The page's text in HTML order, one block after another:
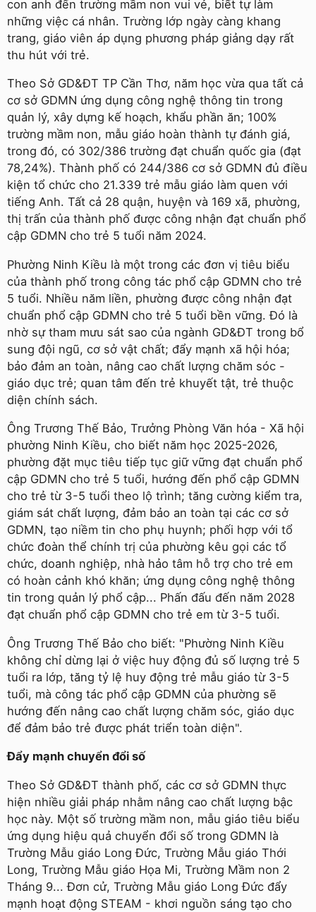
con anh đến trường mầm non vui vẻ, biết tự làm
những việc cá nhân. Trường lớp ngày càng khang
trang, giáo viên áp dụng phương pháp giảng dạy rất
thu hút với trẻ.
Theo Sở GD&ĐT TP Cần Thơ, năm học vừa qua tất cả
cơ sở GDMN ứng dụng công nghệ thông tin trong
quản lý, xây dựng kế hoạch, khẩu phần ăn; 100%
trường mầm non, mẫu giáo hoàn thành tự đánh giá,
trong đó, có 302/386 trường đạt chuẩn quốc gia (đạt
78,24%). Thành phố có 244/386 cơ sở GDMN đủ điều
kiện tổ chức cho 21.339 trẻ mẫu giáo làm quen với
tiếng Anh. Tất cả 28 quận, huyện và 169 xã, phường,
thị trấn của thành phố được công nhận đạt chuẩn phổ
cập GDMN cho trẻ 5 tuổi năm 2024.
Phường Ninh Kiều là một trong các đơn vị tiêu biểu
của thành phố trong công tác phổ cập GDMN cho trẻ
5 tuổi. Nhiều năm liền, phường được công nhận đạt
chuẩn phổ cập GDMN cho trẻ 5 tuổi bền vững. Đó là
nhờ sự tham mưu sát sao của ngành GD&ĐT trong bổ
sung đội ngũ, cơ sở vật chất; đẩy mạnh xã hội hóa;
bảo đảm an toàn, nâng cao chất lượng chăm sóc -
giáo dục trẻ; quan tâm đến trẻ khuyết tật, trẻ thuộc
diện chính sách.
Ông Trương Thế Bảo, Trưởng Phòng Văn hóa - Xã hội
phường Ninh Kiều, cho biết năm học 2025-2026,
phường đặt mục tiêu tiếp tục giữ vững đạt chuẩn phổ
cập GDMN cho trẻ 5 tuổi, hướng đến phổ cập GDMN
cho trẻ từ 3-5 tuổi theo lộ trình; tăng cường kiểm tra,
giám sát chất lượng, đảm bảo an toàn tại các cơ sở
GDMN, tạo niềm tin cho phụ huynh; phối hợp với tổ
chức đoàn thể chính trị của phường kêu gọi các tổ
chức, doanh nghiệp, nhà hảo tâm hỗ trợ cho trẻ em
có hoàn cảnh khó khăn; ứng dụng công nghệ thông
tin trong quản lý phổ cập... Phấn đấu đến năm 2028
đạt chuẩn phổ cập GDMN cho trẻ em từ 3-5 tuổi.
Ông Trương Thế Bảo cho biết: "Phường Ninh Kiều
không chỉ dừng lại ở việc huy động đủ số lượng trẻ 5
tuổi ra lớp, tăng tỷ lệ huy động trẻ mẫu giáo từ 3-5
tuổi, mà công tác phổ cập GDMN của phường sẽ
hướng đến nâng cao chất lượng chăm sóc, giáo dục
để đảm bảo trẻ được phát triển toàn diện".
Đẩy mạnh chuyển đổi số
Theo Sở GD&ĐT thành phố, các cơ sở GDMN thực
hiện nhiều giải pháp nhằm nâng cao chất lượng bậc
học này. Một số trường mầm non, mẫu giáo tiêu biểu
ứng dụng hiệu quả chuyển đổi số trong GDMN là
Trường Mẫu giáo Long Đức, Trường Mẫu giáo Thới
Long, Trường Mẫu giáo Họa Mi, Trường Mầm non 2
Tháng 9... Đơn cử, Trường Mẫu giáo Long Đức đẩy
mạnh hoạt động STEAM - khơi nguồn sáng tạo cho